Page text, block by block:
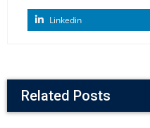
Linkedin
Related Posts